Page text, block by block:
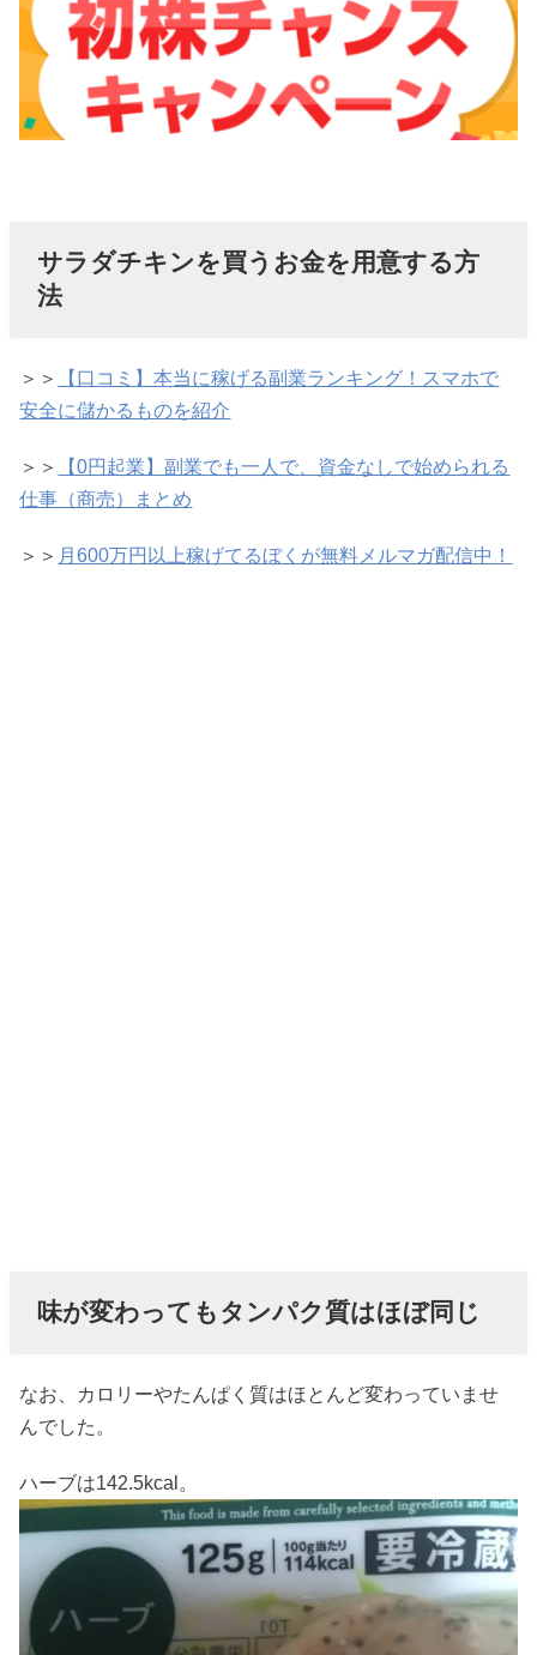
サラダチキンを買うお金を用意する方
法
＞＞
【口コミ】本当に稼げる副業ランキング！スマホで
安全に儲かるものを紹介
＞＞
【0円起業】副業でも一人で、資金なしで始められる
仕事（商売）まとめ
＞＞ 月600万円以上稼げてるぼくが無料メルマガ配信中！
味が変わってもタンパク質はほぼ同じ
なお、カロリーやたんぱく質はほとんど変わっていませ
んでした。
ハーブは142.5kcal。